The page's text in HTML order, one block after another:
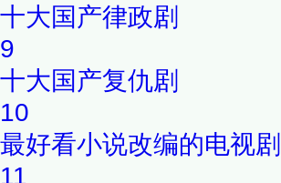
十大国产律政剧
9
十大国产复仇剧
10
最好看小说改编的电视剧
11